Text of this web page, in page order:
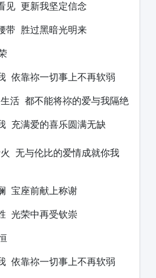
见 更新我坚定信念
带 胜过黑暗光明来
依靠祢一切事上不再软弱
活 都不能将祢的爱与我隔绝
充满爱的喜乐圆满无缺
无与伦比的爱情成就你我
宝座前献上称谢
光荣中再受钦崇
依靠祢一切事上不再软弱